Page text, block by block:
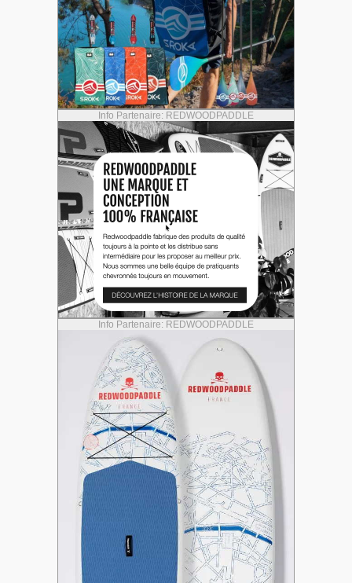
Info Partenaire: REDWOODPADDLE
Info Partenaire: REDWOODPADDLE